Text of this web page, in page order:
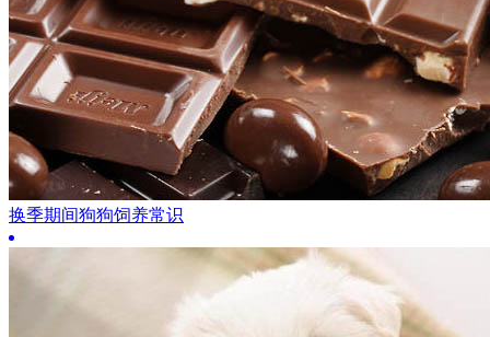
换季期间狗狗饲养常识